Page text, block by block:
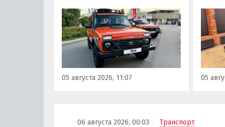
2025 годов выпуска до 31
августа 2026 года. При их
покупке можно сэкономить от
20 000 до 100 000 рублей,
выяснили «Автоновости дня» в
ходе регулярного мониторинга
прайс-листов LADA.
05 августа 2026, 11:07
F7 и
2025
100
05
06 августа 2026, 00:03 Транспорт